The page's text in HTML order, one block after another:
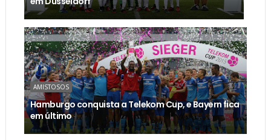
AMISTOSOS
Hamburgo conquista a Telekom Cup, e Bayern fica
em último